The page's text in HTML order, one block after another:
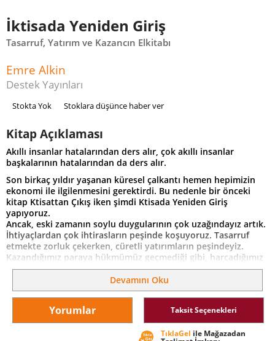
İktisada Yeniden Giriş
Tasarruf, Yatırım ve Kazancın Elkitabı
Emre Alkin
Destek Yayınları
Stokta Yok Stoklara düşünce haber ver
Kitap Açıklaması
Akıllı insanlar hatalarından ders alır, çok akıllı insanlar
başkalarının hatalarından da ders alır.
Son birkaç yıldır yaşanan küresel çalkantı hemen hepimizin
ekonomi ile ilgilenmesini gerektirdi. Bu nedenle bir önceki
kitap Ktisattan Çıkış iken şimdi Ktisada Yeniden Giriş
yapıyoruz.
Ancak, eski zamanın soylu duygularının çok uzağındayız artık.
İhtiyaçlardan çok ihtirasların peşinde koşuyoruz. Tasarruf
etmekte zorluk çekerken, cüretli yatırımların peşindeyiz.
Kazandığımız paraya hükmümüz geçmediği gibi, harcadığımız
yerler de bizi tatmin etmiyor. Açıkçası eski iktisat öğretisi de
bir yere kadar bu duruma çare olabiliyor. Sebep-sonuç
ilişkilerinin karmakarışık hale geldiği yaşantımız bizi arzu
etmediğimiz yerlere sürüklüyor. Sadece ailemizi değil
firmalarımızı da böyle yönetiyoruz.
Dünyanın en etkili ekonomistleri arasında sayılan Prof. Dr.
Emre Alkin bu kez içinde bulunduğumuz çöküşü, tasarruf,
Devamını Oku
Yorumlar Taksit Seçenekleri
TıklaGel ile Mağazadan